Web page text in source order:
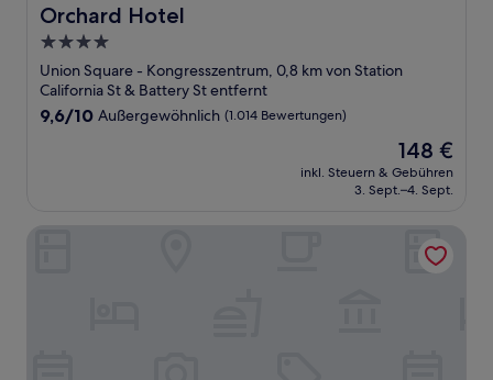
Orchard Hotel
Orchard Hotel
4.0-
Sterne-
Unterkunft
Union Square - Kongresszentrum, 0,8 km von Station
California St & Battery St entfernt
9.6
9,6/10 Außergewöhnlich (1.014 Bewertungen)
Der
Preis
beträgt
148 €
inkl. Steuern & Gebühren
3. Sept.–4. Sept.